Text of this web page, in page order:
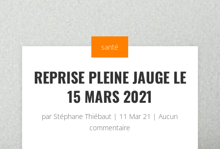
santé
REPRISE PLEINE JAUGE LE
15 MARS 2021
par Stéphane Thiébaut | 11 Mar 21 |Aucun
commentaire